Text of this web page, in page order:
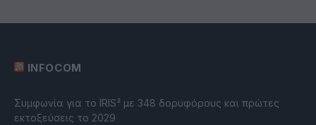
INFOCOM
Συμφωνία για το IRIS² με 348 δορυφόρους και πρώτες
εκτοξεύσεις το 2029